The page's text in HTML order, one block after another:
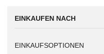
EINKAUFEN NACH
EINKAUFSOPTIONEN